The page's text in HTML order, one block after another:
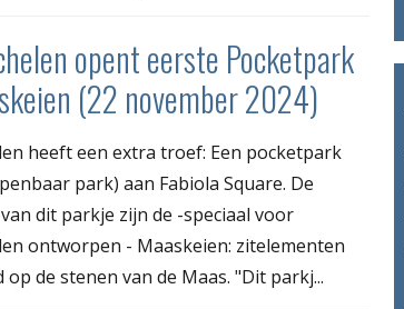
opent eerste Pocketpark
(22 november 2024)
heeft een extra troef: Een pocketpark
park) aan Fabiola Square. De
dit parkje zijn de -speciaal voor
ontworpen - Maaskeien: zitelementen
de stenen van de Maas. "Dit parkj...